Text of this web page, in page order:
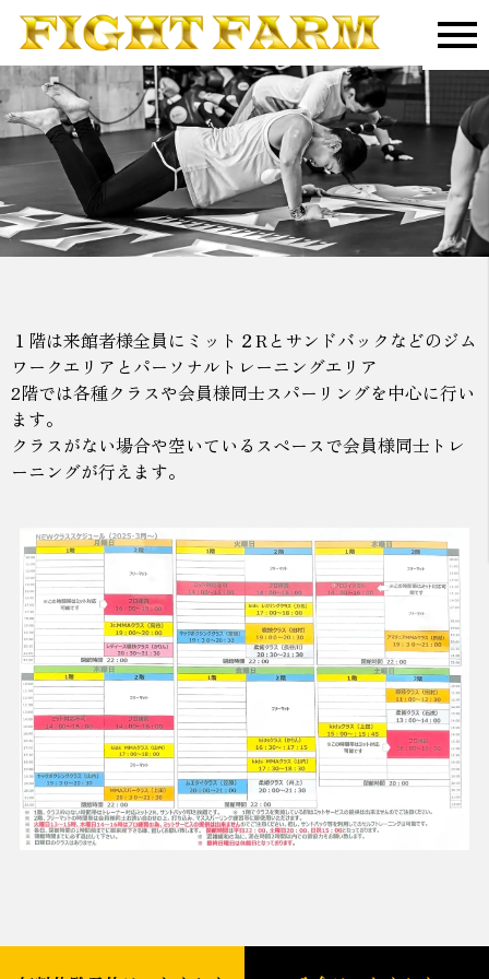
１階は来館者様全員にミット２Rとサンドバックなどのジム
ワークエリアとパーソナルトレーニングエリア
2階では各種クラスや会員様同士スパーリングを中心に行い
ます。
クラスがない場合や空いているスペースで会員様同士トレ
ーニングが行えます。